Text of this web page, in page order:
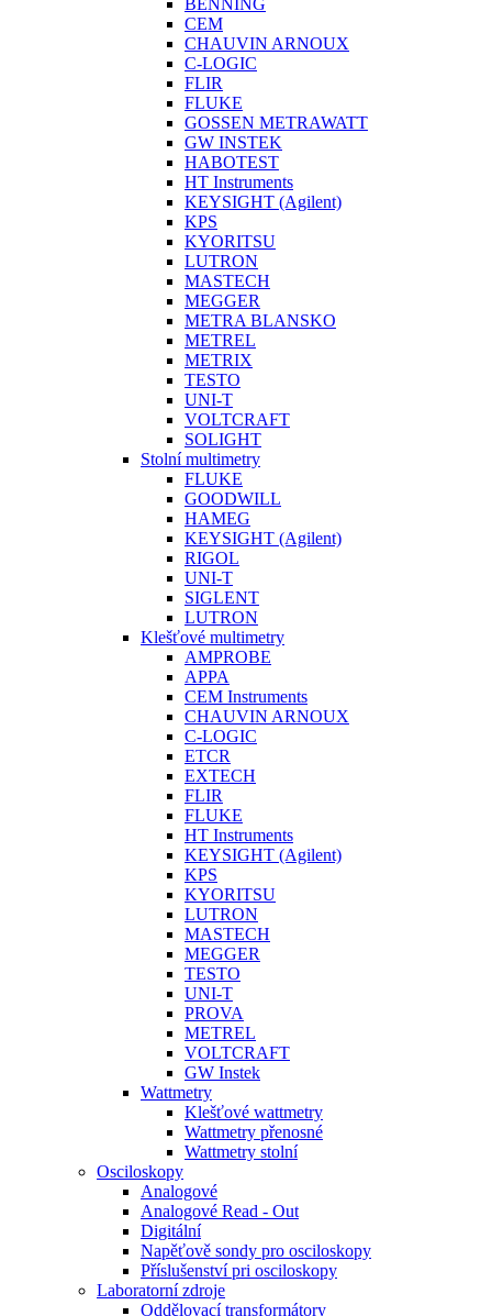
CEM
CHAUVIN ARNOUX
C-LOGIC
FLIR
FLUKE
GOSSEN METRAWATT
GW INSTEK
HABOTEST
HT Instruments
KEYSIGHT (Agilent)
KPS
KYORITSU
LUTRON
MASTECH
MEGGER
METRA BLANSKO
METREL
METRIX
TESTO
UNI-T
VOLTCRAFT
SOLIGHT
Stolní multimetry
FLUKE
GOODWILL
HAMEG
KEYSIGHT (Agilent)
RIGOL
UNI-T
SIGLENT
LUTRON
Klešťové multimetry
AMPROBE
APPA
CEM Instruments
CHAUVIN ARNOUX
C-LOGIC
ETCR
EXTECH
FLIR
FLUKE
HT Instruments
KEYSIGHT (Agilent)
KPS
KYORITSU
LUTRON
MASTECH
MEGGER
TESTO
UNI-T
PROVA
METREL
VOLTCRAFT
GW Instek
Wattmetry
Klešťové wattmetry
Wattmetry přenosné
Wattmetry stolní
Osciloskopy
Analogové
Analogové Read - Out
Digitální
Napěťově sondy pro osciloskopy
Příslušenství pri osciloskopy
Laboratorní zdroje
Oddělovací transformátory